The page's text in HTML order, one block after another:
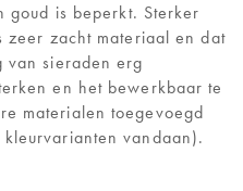
is beperkt. Sterker
zacht materiaal en dat
van sieraden erg
en het bewerkbaar te
materialen toegevoegd
vandaan).